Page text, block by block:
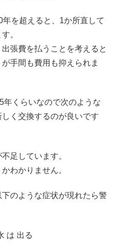
を超えると、1か所直して
。
張費を払うことを考えると
手間も費用も抑えられま
年くらいなので次のような
く交換するのが良いです
足しています。
わかりません。
のような症状が現れたら警
は 出る